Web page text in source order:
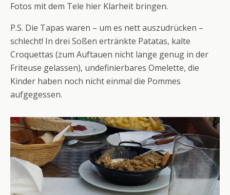
Fotos mit dem Tele hier Klarheit bringen.
P.S. Die Tapas waren – um es nett auszudrücken –
schlecht! In drei Soßen ertränkte Patatas, kalte
Croquettas (zum Auftauen nicht lange genug in der
Friteuse gelassen), undefinierbares Omelette, die
Kinder haben noch nicht einmal die Pommes
aufgegessen.